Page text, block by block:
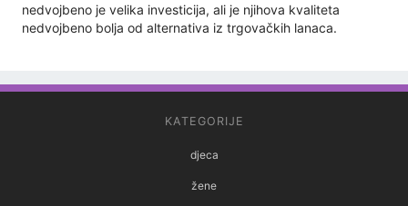
nedvojbeno je velika investicija, ali je njihova kvaliteta
nedvojbeno bolja od alternativa iz trgovačkih lanaca.
KATEGORIJE
djeca
žene